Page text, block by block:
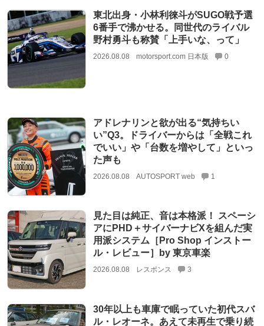
東北出身・小林利徠斗がSUGO戦予選
6番手で沸かせる。同世代のライバル
野村勇斗も称賛「上手いな、って」
2026.08.08 motorsport.com 日本版 0
アドレナリンと欲が出る“気持ちい
い”Q3。ドライバーからは「全戦これ
でいい」や「台数を増やして」といっ
た声も
2026.08.08 AUTOSPORT web 1
見た目は純正、音は本格派！ スペーシ
アにPHD＋サイバーナビXを組んだ実
用派システム［Pro Shop インストー
ル・レビュー］by 東京車楽
2026.08.08 レスポンス 3
30年以上も車庫で眠っていた初代スバ
ル・レオーネ。あえて未再生で乗り続